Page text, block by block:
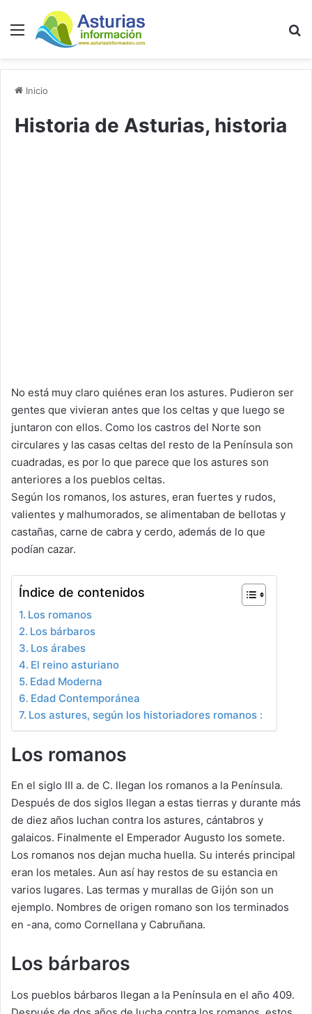
Menú
Inicio
Historia de Asturias, historia
No está muy claro quiénes eran los astures. Pudieron ser
gentes que vivieran antes que los celtas y que luego se
juntaron con ellos. Como los castros del Norte son
circulares y las casas celtas del resto de la Península son
cuadradas, es por lo que parece que los astures son
anteriores a los pueblos celtas.
Según los romanos, los astures, eran fuertes y rudos,
valientes y malhumorados, se alimentaban de bellotas y
castañas, carne de cabra y cerdo, además de lo que
podían cazar.
Índice de contenidos
Los romanos
Los bárbaros
Los árabes
El reino asturiano
Edad Moderna
Edad Contemporánea
Los astures, según los historiadores romanos :
Los romanos
En el siglo III a. de C. llegan los romanos a la Península.
Después de dos siglos llegan a estas tierras y durante más
de diez años luchan contra los astures, cántabros y
galaicos. Finalmente el Emperador Augusto los somete.
Los romanos nos dejan mucha huella. Su interés principal
eran los metales. Aun así hay restos de su estancia en
varios lugares. Las termas y murallas de Gijón son un
ejemplo. Nombres de origen romano son los terminados
en -ana, como Cornellana y Cabruñana.
Los bárbaros
Los pueblos bárbaros llegan a la Península en el año 409.